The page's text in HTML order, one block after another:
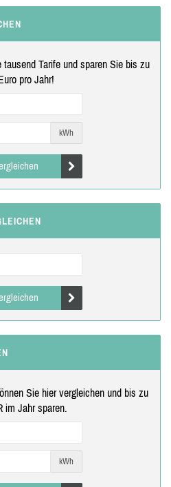
Tarife und sparen Sie bis zu
pro Jahr!
kWh
Sie hier vergleichen und bis zu
im Jahr sparen.
kWh